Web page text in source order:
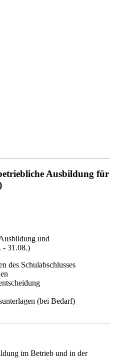
Ausbildung für
und
- 31.08.)
des Schulabschlusses
(bei Bedarf)
im Betrieb und in der